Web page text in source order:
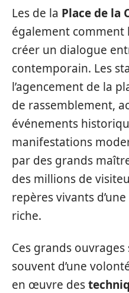
Les de la Place de la
également comment
créer un dialogue
contemporain. Les
l’agencement de la
de rassemblement,
événements
manifestations
par des grands
des millions de
repères vivants
riche.
Ces grands ouvrages
souvent d’une
en œuvre des